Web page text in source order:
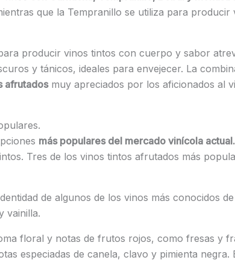
que la Tempranillo se utiliza para producir
producir vinos tintos con cuerpo y sabor
y tánicos, ideales para envejecer. La
afrutadosmuy apreciados por los aficionados al
más populares del mercado vinícola actual.
Tres de los vinos tintos afrutados más
de algunos de los vinos más conocidos de
vainilla.
floral y notas de frutos rojos, como fresas y
especiadas de canela, clavo y pimienta negra.